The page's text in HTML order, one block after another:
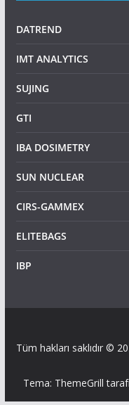
DATREND
IMT ANALYTICS
SUJING
GTI
IBA DOSIMETRY
SUN NUCLEAR
CIRS-GAMMEX
ELITEBAGS
IBP
Tüm hakları saklıdır ©
Tema: ThemeGrill